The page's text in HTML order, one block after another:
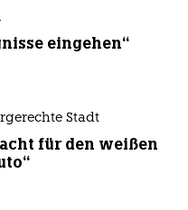
eingehen“
Stadt
für den weißen